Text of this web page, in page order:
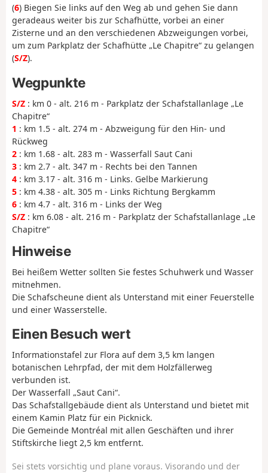
(6) Biegen Sie links auf den Weg ab und gehen Sie dann
geradeaus weiter bis zur Schafhütte, vorbei an einer
Zisterne und an den verschiedenen Abzweigungen vorbei,
um zum Parkplatz der Schafhütte „Le Chapitre“ zu gelangen
(S/Z).
Wegpunkte
S/Z : km 0 - alt. 216 m - Parkplatz der Schafstallanlage „Le
Chapitre“
1 : km 1.5 - alt. 274 m - Abzweigung für den Hin- und
Rückweg
2 : km 1.68 - alt. 283 m - Wasserfall Saut Cani
3 : km 2.7 - alt. 347 m - Rechts bei den Tannen
4 : km 3.17 - alt. 316 m - Links. Gelbe Markierung
5 : km 4.38 - alt. 305 m - Links Richtung Bergkamm
6 : km 4.7 - alt. 316 m - Links der Weg
S/Z : km 6.08 - alt. 216 m - Parkplatz der Schafstallanlage „Le
Chapitre“
Hinweise
Bei heißem Wetter sollten Sie festes Schuhwerk und Wasser
mitnehmen.
Die Schafscheune dient als Unterstand mit einer Feuerstelle
und einer Wasserstelle.
Einen Besuch wert
Informationstafel zur Flora auf dem 3,5 km langen
botanischen Lehrpfad, der mit dem Holzfällerweg
verbunden ist.
Der Wasserfall „Saut Cani“.
Das Schafstallgebäude dient als Unterstand und bietet mit
einem Kamin Platz für ein Picknick.
Die Gemeinde Montréal mit allen Geschäften und ihrer
Stiftskirche liegt 2,5 km entfernt.
Sei stets vorsichtig und plane voraus. Visorando und der